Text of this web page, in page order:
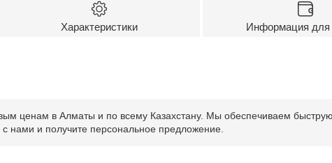
Характеристики Информация для
ценам в Алматы и по всему Казахстану. Мы обеспечиваем быструю
нами и получите персональное предложение.